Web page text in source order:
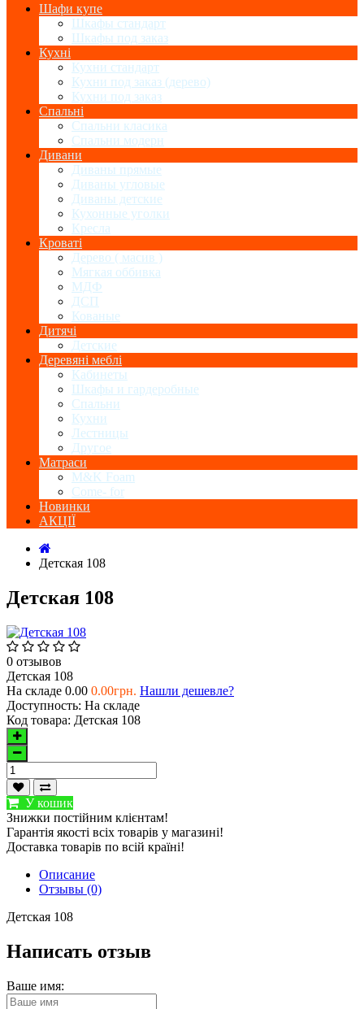
Шафи купе
Шкафы стандарт
Шкафы под заказ
Кухні
Кухни стандарт
Кухни под заказ (дерево)
Кухни под заказ
Спальні
Спальни класика
Спальни модерн
Дивани
Диваны прямые
Диваны угловые
Диваны детские
Кухонные уголки
Кресла
Кроваті
Дерево ( масив )
Мягкая оббивка
МДФ
ДСП
Кованые
Дитячі
Детские
Деревяні меблі
Кабинеты
Шкафы и гардеробные
Спальни
Кухни
Лестницы
Другое
Матраси
M&K Foam
Come- for
Новинки
АКЦІЇ
Детская 108
Детская 108
0 отзывов
Детская 108
На складе 0.00 0.00грн. Нашли дешевле?
Доступность: На складе
Код товара: Детская 108
У кошик
Знижки постійним клієнтам!
Гарантія якості всіх товарів у магазині!
Доставка товарів по всій країні!
Описание
Отзывы (0)
Детская 108
Написать отзыв
Ваше имя: